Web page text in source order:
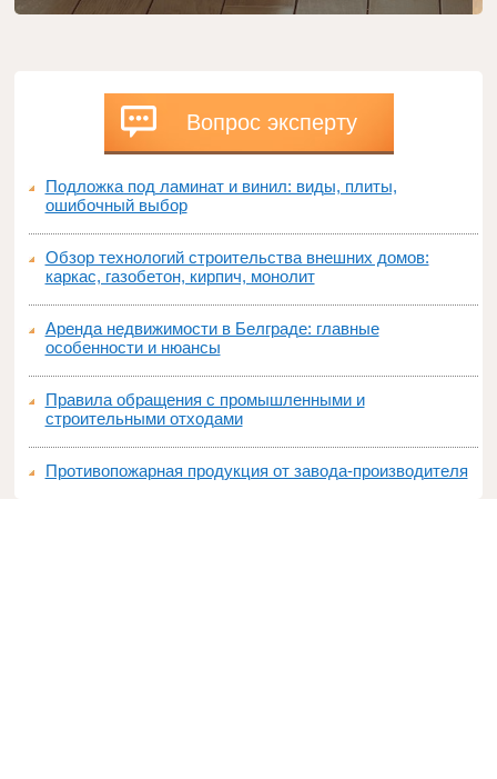
Вопрос эксперту
Подложка под ламинат и винил: виды, плиты,
ошибочный выбор
Обзор технологий строительства внешних домов:
каркас, газобетон, кирпич, монолит
Аренда недвижимости в Белграде: главные
особенности и нюансы
Правила обращения с промышленными и
строительными отходами
Противопожарная продукция от завода-производителя